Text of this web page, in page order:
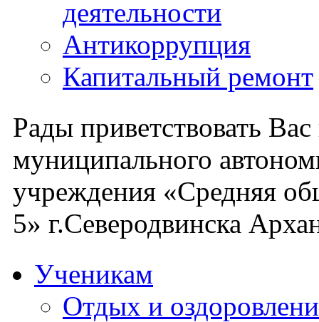
деятельности
Антикоррупция
Капитальный ремонт
Рады приветствовать
муниципального
учреждения «Средняя
5» г.Северодвинска
Ученикам
Отдых и